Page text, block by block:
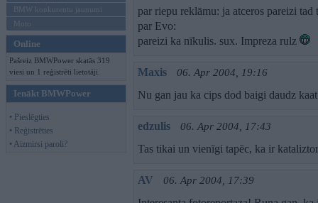
BMW konkurentu jaunumi
Moto
Online
Pašreiz BMWPower skatās 319
viesi un 1 reģistrēti lietotāji.
Ienākt BMWPower
• Pieslēgties
• Reģistrēties
• Aizmirsi paroli?
par riepu reklāmu: ja atceros pareizi
par Evo:
pareizi ka nīkulis. sux. Impreza rulz
Maxis 06. Apr 2004, 19:16
Nu gan jau ka cips dod baigi daudz
edzulis 06. Apr 2004, 17:43
Tas tikai un vienīgi tapēc, ka ir
AV 06. Apr 2004, 17:39